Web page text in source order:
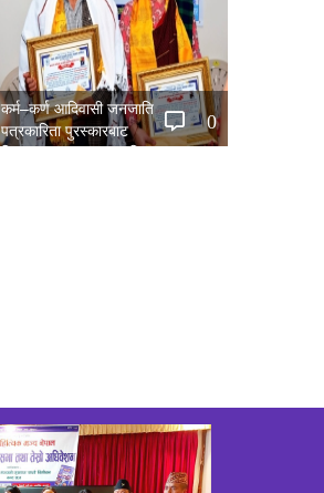
0
कर्म–कर्ण आदिवासी जनजाति
पत्रकारिता पुरस्कारबाट
हितानमगर र गुरुङ सम्मानित